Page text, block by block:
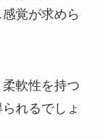
覚が求めら
軟性を持つ
れるでしょ